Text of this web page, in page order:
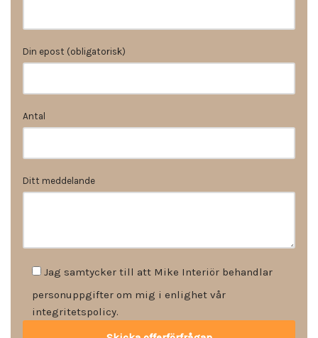
Din epost (obligatorisk)
Antal
Ditt meddelande
Jag samtycker till att Mike Interiör behandlar
personuppgifter om mig i enlighet vår
integritetspolicy.